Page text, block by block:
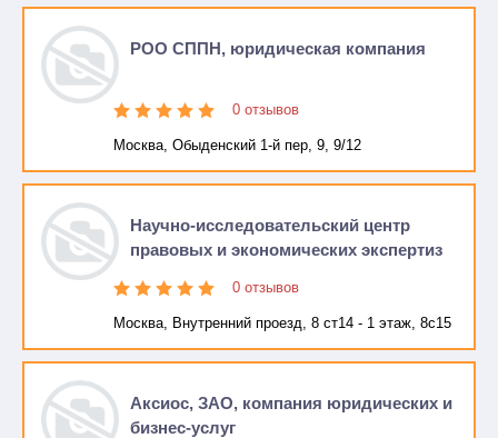
РОО СППН, юридическая компания
0 отзывов
Москва, Обыденский 1-й пер, 9, 9/12
Научно-исследовательский центр
правовых и экономических экспертиз
0 отзывов
Москва, Внутренний проезд, 8 ст14 - 1 этаж, 8с15
Аксиос, ЗАО, компания юридических и
бизнес-услуг